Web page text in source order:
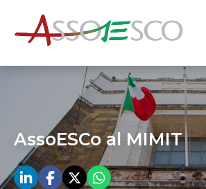
AssoESCo al MIMIT